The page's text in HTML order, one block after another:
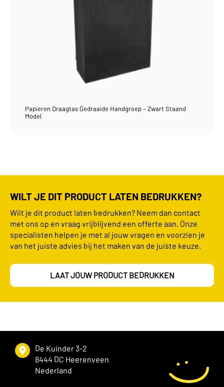
Papieren Draagtas Gedraaide Handgreep – Zwart Staand
Model
WILT JE DIT PRODUCT LATEN BEDRUKKEN?
Wilt je dit product laten bedrukken? Neem dan contact
met ons op en vraag vrijblijvend een offerte aan. Onze
specialisten helpen je met al jouw vragen en voorzien je
van het juiste advies bij het maken van de juiste keuze.
LAAT JOUW PRODUCT BEDRUKKEN
De Kuinder 3-2
8444 DC Heerenveen
Nederland